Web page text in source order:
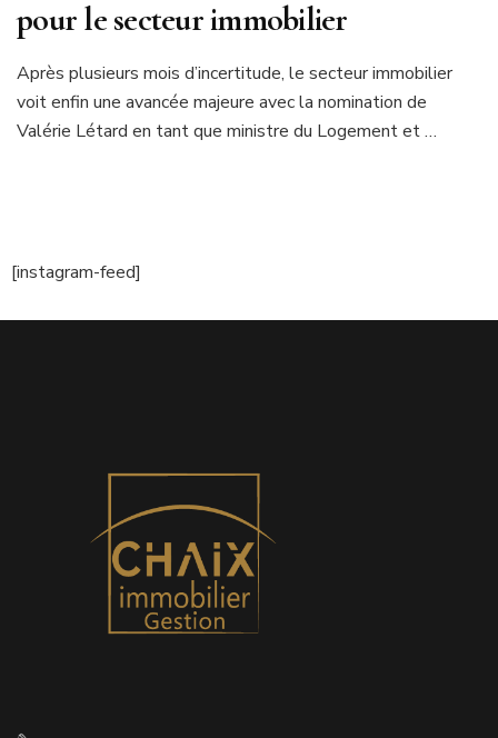
pour le secteur immobilier
Après plusieurs mois d’incertitude, le secteur immobilier
voit enfin une avancée majeure avec la nomination de
Valérie Létard en tant que ministre du Logement et …
[instagram-feed]